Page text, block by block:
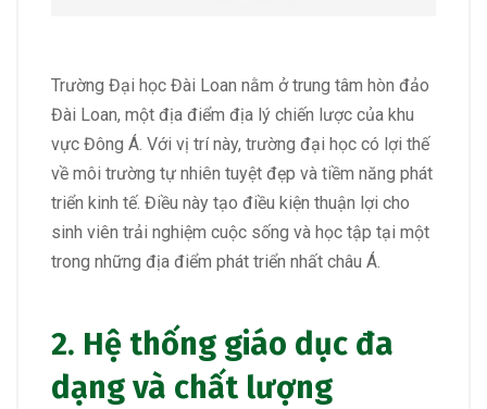
Trường Đại học Đài Loan nằm ở trung tâm hòn đảo
Đài Loan, một địa điểm địa lý chiến lược của khu
vực Đông Á. Với vị trí này, trường đại học có lợi thế
về môi trường tự nhiên tuyệt đẹp và tiềm năng phát
triển kinh tế. Điều này tạo điều kiện thuận lợi cho
sinh viên trải nghiệm cuộc sống và học tập tại một
trong những địa điểm phát triển nhất châu Á.
2. Hệ thống giáo dục đa
dạng và chất lượng